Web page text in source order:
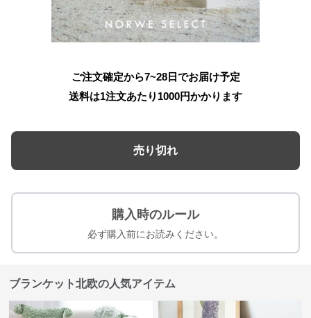
ご注文確定から7~28日でお届け予定
送料は1注文あたり 1000円かかります
売り切れ
購入時のルール
必ず購入前にお読みください。
ブランケット北欧の人気アイテム